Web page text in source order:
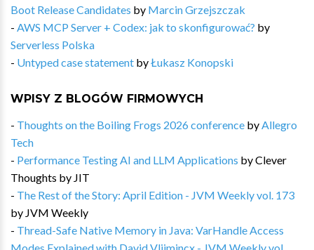
Boot Release Candidates by Marcin Grzejszczak
- AWS MCP Server + Codex: jak to skonfigurować? by
Serverless Polska
- Untyped case statement byŁukasz Konopski
WPISY Z BLOGÓW FIRMOWYCH
- Thoughts on the Boiling Frogs 2026 conference by Allegro
Tech
- Performance Testing AI and LLM Applications byClever
Thoughts by JIT
- The Rest of the Story: April Edition - JVM Weekly vol. 173
by JVM Weekly
- Thread-Safe Native Memory in Java: VarHandle Access
Modes Explained with David Vlijmincx - JVM Weekly vol.